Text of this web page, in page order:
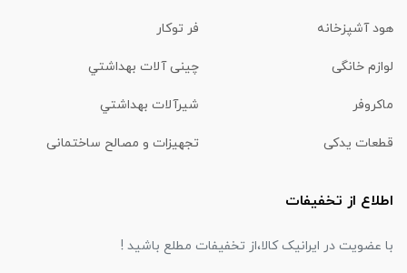
هود آشپزخانه فر توکار
لوازم خانگی چینی آلات بهداشتي
ماكروفر شیرآلات بهداشتي
قطعات یدکی تجهیزات و مصالح ساختمانی
اطلاع از تخفیفات
با عضویت در ایرانیک کالا،از تخفیفات مطلع باشید !